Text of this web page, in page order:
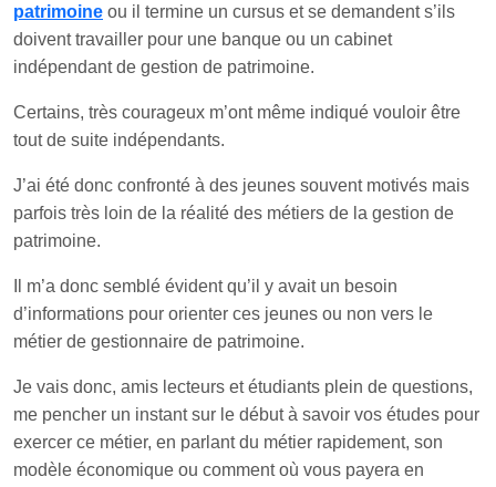
patrimoine ou il termine un cursus et se demandent s’ils
doivent travailler pour une banque ou un cabinet
indépendant de gestion de patrimoine.
Certains, très courageux m’ont même indiqué vouloir être
tout de suite indépendants.
J’ai été donc confronté à des jeunes souvent motivés mais
parfois très loin de la réalité des métiers de la gestion de
patrimoine.
Il m’a donc semblé évident qu’il y avait un besoin
d’informations pour orienter ces jeunes ou non vers le
métier de gestionnaire de patrimoine.
Je vais donc, amis lecteurs et étudiants plein de questions,
me pencher un instant sur le début à savoir vos études pour
exercer ce métier, en parlant du métier rapidement, son
modèle économique ou comment où vous payera en